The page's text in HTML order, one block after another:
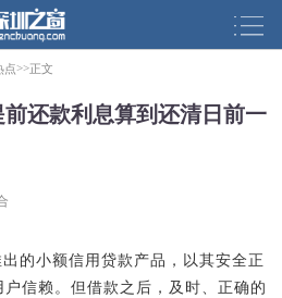
点>>正文
还款利息算到还清日前一
的小额信用贷款产品，以其安全正
信赖。但借款之后，及时、正确的